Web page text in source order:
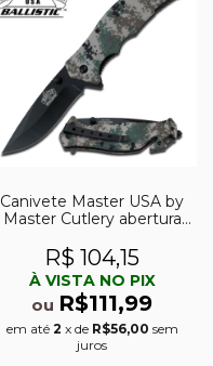
Canivete Master USA by
Master Cutlery abertura
R$ 104,15
À VISTA NO PIX
ou R$111,99
em até 2 x de R$56,00 sem
juros